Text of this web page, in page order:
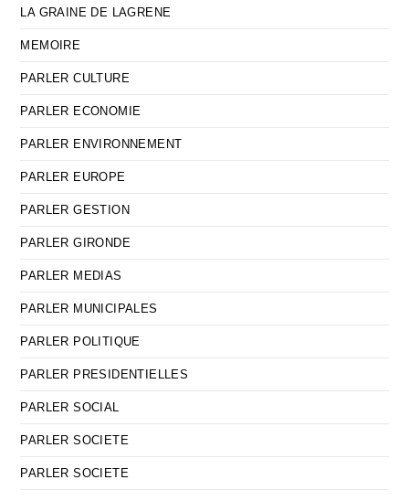
LA GRAINE DE LAGRENE
MEMOIRE
PARLER CULTURE
PARLER ECONOMIE
PARLER ENVIRONNEMENT
PARLER EUROPE
PARLER GESTION
PARLER GIRONDE
PARLER MEDIAS
PARLER MUNICIPALES
PARLER POLITIQUE
PARLER PRESIDENTIELLES
PARLER SOCIAL
PARLER SOCIETE
PARLER SOCIETE